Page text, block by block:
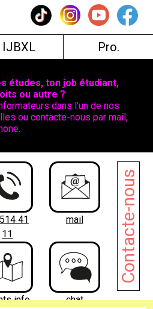
IJBXL Pro.
études, ton job étudiant,
ou autre ?
dans l’un de nos
ou contacte-nous par mail,
41
11
mail
info chat
Contacte-nous